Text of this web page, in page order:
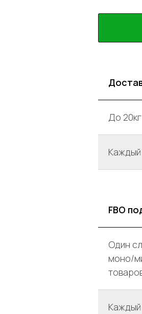
До
FBO
Один
моно/
Каждый